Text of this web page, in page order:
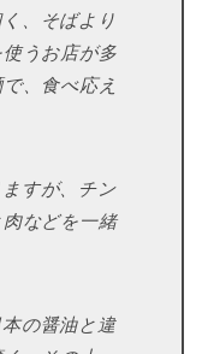
、そばより
使うお店が多
、食べ応え
すが、チン
肉などを一緒
の醤油と違